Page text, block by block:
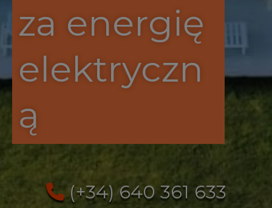
za energię
elektryczn
ą
(+34) 640 361 633